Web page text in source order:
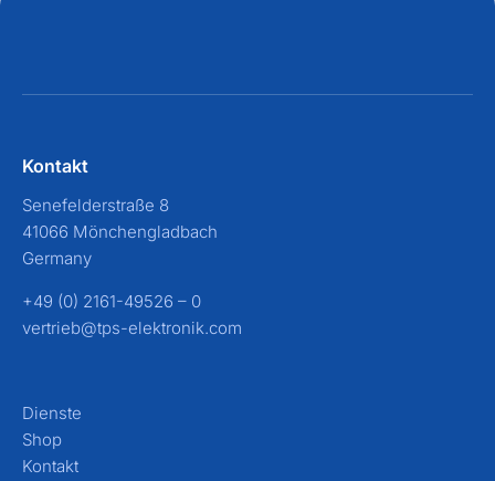
Kontakt
Senefelderstraße 8
41066 Mönchengladbach
Germany
+49 (0) 2161-49526 – 0
vertrieb@tps-elektronik.com
Dienste
Shop
Kontakt